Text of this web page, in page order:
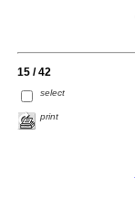
15 / 42
select
print